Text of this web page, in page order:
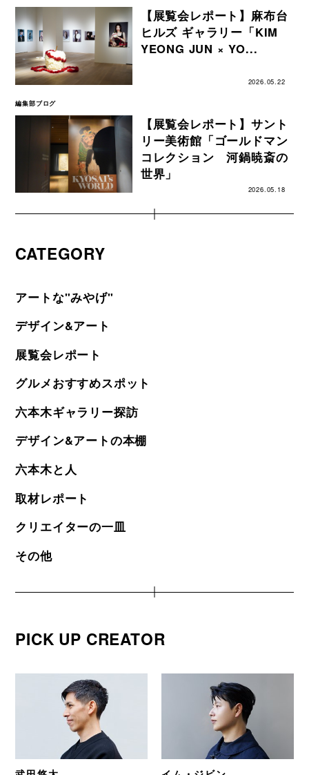
【展覧会レポート】麻布台
ヒルズ ギャラリー「KIM
YEONG JUN × YO...
2026.05.22
編集部ブログ
【展覧会レポート】サント
リー美術館「ゴールドマン
コレクション 河鍋暁斎の
世界」
2026.05.18
CATEGORY
アートな"みやげ"
デザイン&アート
展覧会レポート
グルメおすすめスポット
六本木ギャラリー探訪
デザイン&アートの本棚
六本木と人
取材レポート
クリエイターの一皿
その他
PICK UP CREATOR